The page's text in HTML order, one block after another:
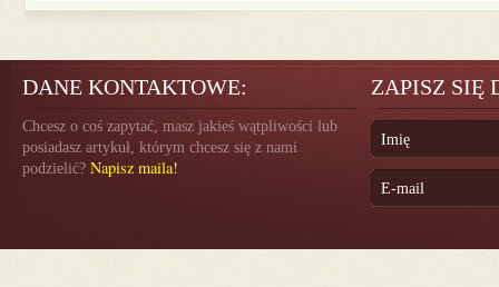
DANE KONTAKTOWE:
Chcesz o coś zapytać, masz jakieś wątpliwości lub
posiadasz artykuł, którym chcesz się z nami
podzielić? Napisz maila!
ZAPISZ SIĘ